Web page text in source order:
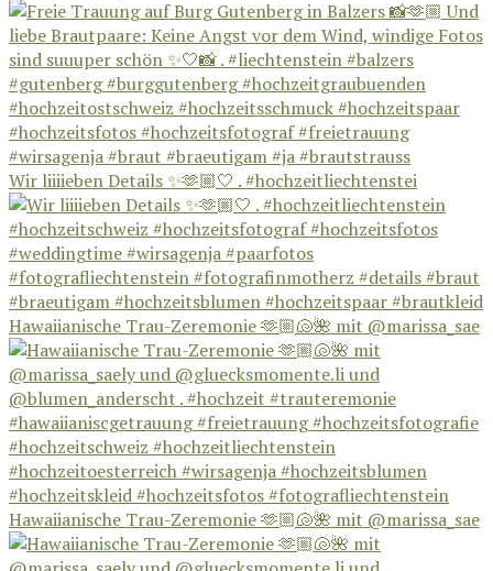
Wir liiiieben Details ✨🫶🏼🤍 . #hochzeitliechtenstei
Hawaiianische Trau-Zeremonie 🫶🏼🐚🌺 mit @marissa_sae
Hawaiianische Trau-Zeremonie 🫶🏼🐚🌺 mit @marissa_sae